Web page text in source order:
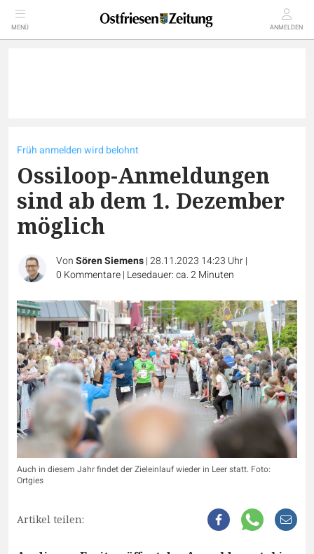
MENÜ ANMELDEN
Früh anmelden wird belohnt
Ossiloop-Anmeldungen
sind ab dem 1. Dezember
möglich
VonSören Siemens|28.11.2023 14:23 Uhr|
0 Kommentare| Lesedauer: ca. 2 Minuten
Auch in diesem Jahr findet der Zieleinlauf wieder in Leer statt. Foto:
Ortgies
Artikel teilen: